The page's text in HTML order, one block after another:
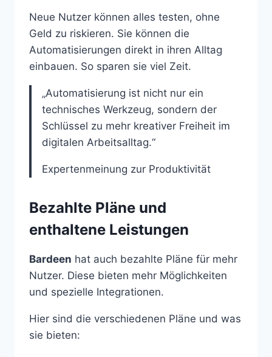
Neue Nutzer können alles testen, ohne
Geld zu riskieren. Sie können die
Automatisierungen direkt in ihren Alltag
einbauen. So sparen sie viel Zeit.
„Automatisierung ist nicht nur ein
technisches Werkzeug, sondern der
Schlüssel zu mehr kreativer Freiheit im
digitalen Arbeitsalltag.“
Expertenmeinung zur Produktivität
Bezahlte Pläne und
enthaltene Leistungen
Bardeen hat auch bezahlte Pläne für mehr
Nutzer. Diese bieten mehr Möglichkeiten
und spezielle Integrationen.
Hier sind die verschiedenen Pläne und was
sie bieten: